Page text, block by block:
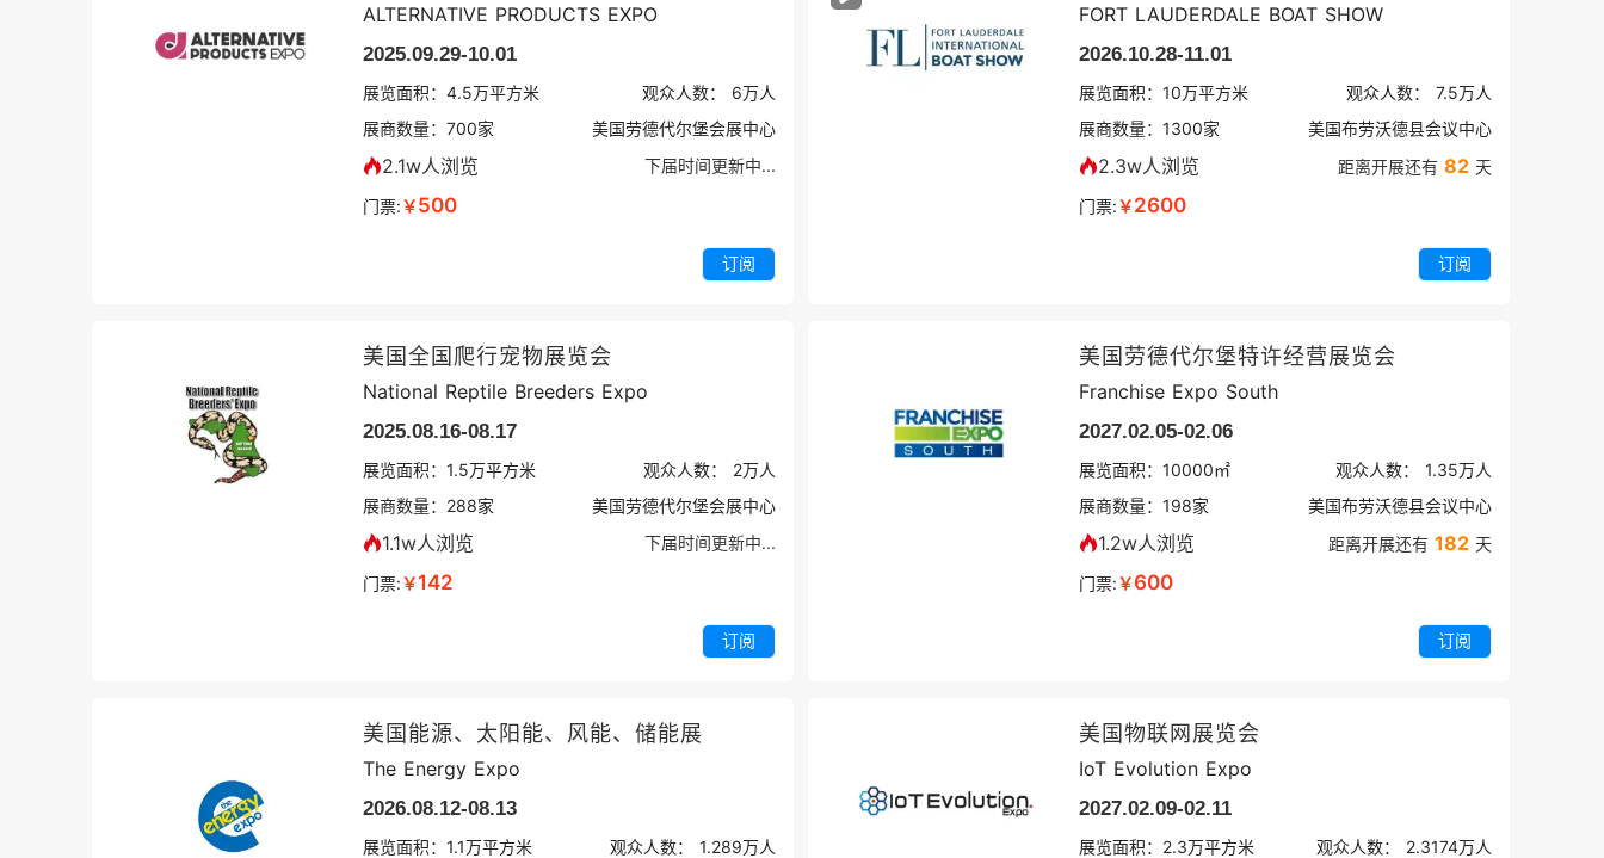
ALTERNATIVE PRODUCTS EXPO
2025.09.29-10.01
展览面积： 4.5万平方米 观众人数： 6万人
展商数量： 700家 美国劳德代尔堡会展中心
2.1w人浏览
下届时间更新中...
门票:￥500
订阅
FORT LAUDERDALE BOAT SHOW
2026.10.28-11.01
展览面积： 10万平方米 观众人数： 7.5万人
展商数量： 1300家 美国布劳沃德县会议中心
2.3w人浏览 距离开展还有 82 天
门票:￥2600
订阅
美国全国爬行宠物展览会
National Reptile Breeders Expo
2025.08.16-08.17
展览面积： 1.5万平方米 观众人数： 2万人
展商数量： 288家 美国劳德代尔堡会展中心
1.1w人浏览
下届时间更新中...
门票:￥142
订阅
美国劳德代尔堡特许经营展览会
Franchise Expo South
2027.02.05-02.06
展览面积： 10000㎡ 观众人数： 1.35万人
展商数量： 198家 美国布劳沃德县会议中心
1.2w人浏览 距离开展还有 182 天
门票:￥600
订阅
美国能源、太阳能、风能、储能展
The Energy Expo
2026.08.12-08.13
展览面积： 1.1万平方米 观众人数： 1.289万人
美国物联网展览会
IoT Evolution Expo
2027.02.09-02.11
展览面积： 2.3万平方米 观众人数： 2.3174万人